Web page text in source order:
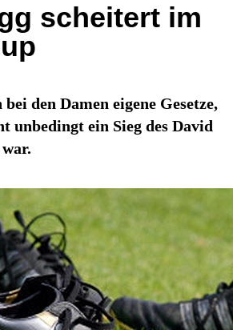
scheitert im
den Damen eigene Gesetze,
unbedingt ein Sieg des David